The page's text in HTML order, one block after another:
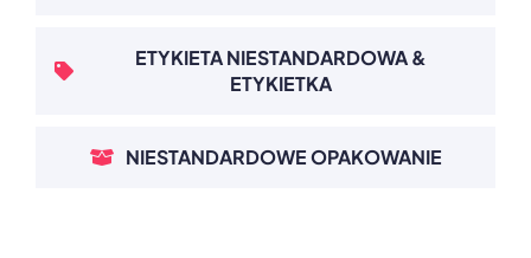
ETYKIETA NIESTANDARDOWA &
ETYKIETKA
NIESTANDARDOWE OPAKOWANIE